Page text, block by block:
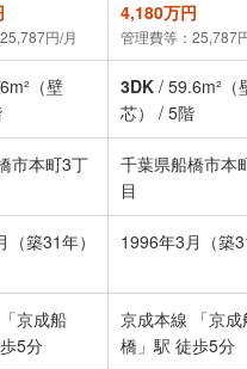
円/月
4,180万円
管理費等：25,787
（壁
3DK / 59.6m²（
芯）
/ 5階
市本町3丁
千葉県船橋市本
目
築31年） 1996年3月（築
京成船
5分
京成本線 「京成
橋」駅 徒歩5分